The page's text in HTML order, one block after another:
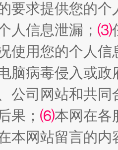
要求提供您的个
人信息泄漏； ⑶
使用您的个人
脑病毒侵入或
公司网站和共
果； ⑹本网在各
本网站留言的内